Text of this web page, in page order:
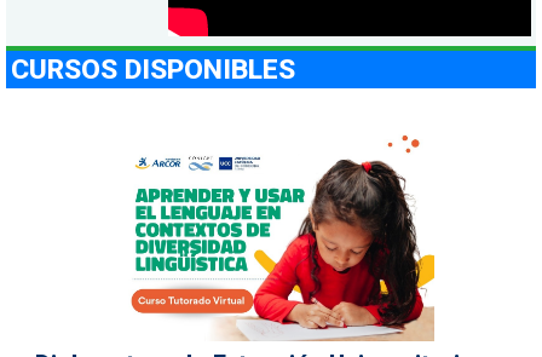
CURSOS DISPONIBLES